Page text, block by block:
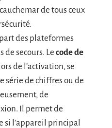
de tous ceux
des plateformes
de secours. Le code de
de l’activation, se
série de chiffres ou de
de
Il permet de
si l’appareil principal